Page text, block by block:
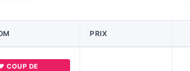
PRIX
COUP DE